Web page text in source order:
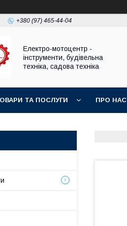
+380 (97) 465-44-04
Електро-мотоцентр -
інструменти, будівельна
техніка, садова техніка
ТА ПОСЛУГИ ПРО НАС